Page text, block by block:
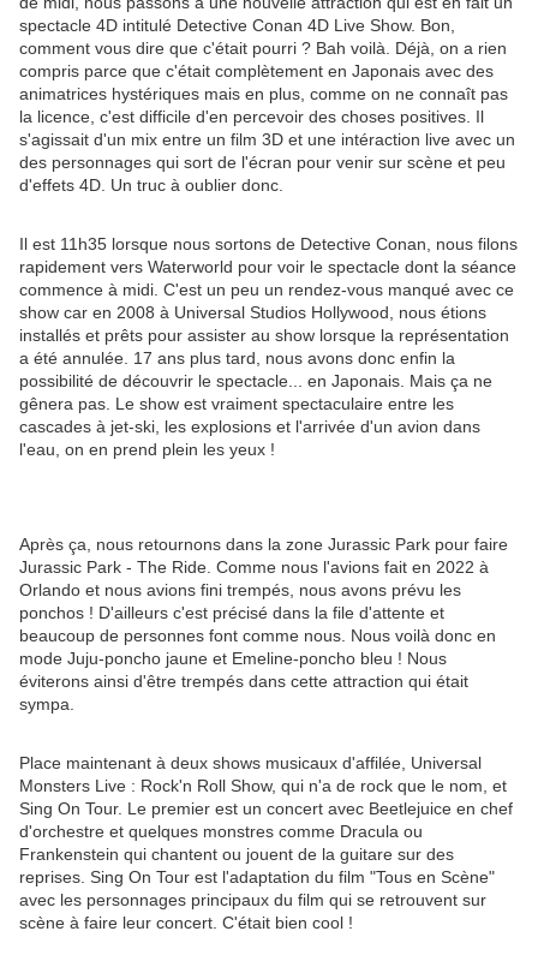
spectacle 4D intitulé Detective Conan 4D Live Show. Bon,
comment vous dire que c'était pourri ? Bah voilà. Déjà, on a rien
compris parce que c'était complètement en Japonais avec des
animatrices hystériques mais en plus, comme on ne connaît pas
la licence, c'est difficile d'en percevoir des choses positives. Il
s'agissait d'un mix entre un film 3D et une intéraction live avec un
des personnages qui sort de l'écran pour venir sur scène et peu
d'effets 4D. Un truc à oublier donc.
Il est 11h35 lorsque nous sortons de Detective Conan, nous filons
rapidement vers Waterworld pour voir le spectacle dont la séance
commence à midi. C'est un peu un rendez-vous manqué avec ce
show car en 2008 à Universal Studios Hollywood, nous étions
installés et prêts pour assister au show lorsque la représentation
a été annulée. 17 ans plus tard, nous avons donc enfin la
possibilité de découvrir le spectacle... en Japonais. Mais ça ne
gênera pas. Le show est vraiment spectaculaire entre les
cascades à jet-ski, les explosions et l'arrivée d'un avion dans
l'eau, on en prend plein les yeux !
Après ça, nous retournons dans la zone Jurassic Park pour faire
Jurassic Park - The Ride. Comme nous l'avions fait en 2022 à
Orlando et nous avions fini trempés, nous avons prévu les
ponchos ! D'ailleurs c'est précisé dans la file d'attente et
beaucoup de personnes font comme nous. Nous voilà donc en
mode Juju-poncho jaune et Emeline-poncho bleu ! Nous
éviterons ainsi d'être trempés dans cette attraction qui était
sympa.
Place maintenant à deux shows musicaux d'affilée, Universal
Monsters Live : Rock'n Roll Show, qui n'a de rock que le nom, et
Sing On Tour. Le premier est un concert avec Beetlejuice en chef
d'orchestre et quelques monstres comme Dracula ou
Frankenstein qui chantent ou jouent de la guitare sur des
reprises. Sing On Tour est l'adaptation du film "Tous en Scène"
avec les personnages principaux du film qui se retrouvent sur
scène à faire leur concert. C'était bien cool !